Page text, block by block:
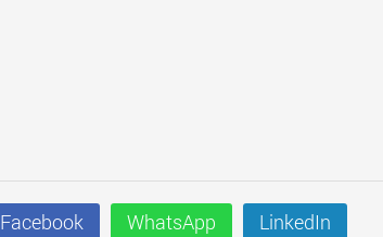
Facebook WhatsApp LinkedIn